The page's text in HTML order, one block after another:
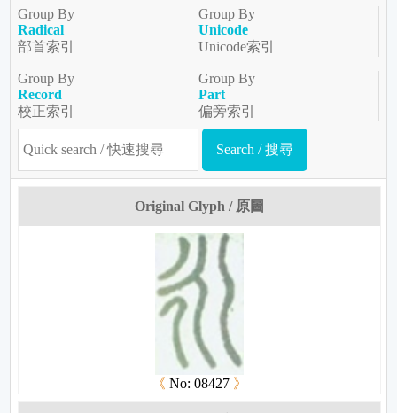
Group By
Radical
部首索引
Group By
Unicode
Unicode索引
Group By
Record
校正索引
Group By
Part
偏旁索引
Original Glyph / 原圖
《 No: 08427 》